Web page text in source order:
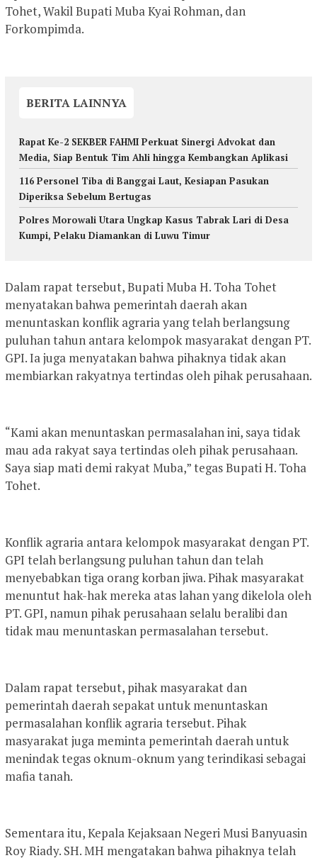
Tohet, Wakil Bupati Muba Kyai Rohman, dan
Forkompimda.
BERITA LAINNYA
Rapat Ke-2 SEKBER FAHMI Perkuat Sinergi Advokat dan
Media, Siap Bentuk Tim Ahli hingga Kembangkan Aplikasi
116 Personel Tiba di Banggai Laut, Kesiapan Pasukan
Diperiksa Sebelum Bertugas
Polres Morowali Utara Ungkap Kasus Tabrak Lari di Desa
Kumpi, Pelaku Diamankan di Luwu Timur
Dalam rapat tersebut, Bupati Muba H. Toha Tohet
menyatakan bahwa pemerintah daerah akan
menuntaskan konflik agraria yang telah berlangsung
puluhan tahun antara kelompok masyarakat dengan PT.
GPI. Ia juga menyatakan bahwa pihaknya tidak akan
membiarkan rakyatnya tertindas oleh pihak perusahaan.
“Kami akan menuntaskan permasalahan ini, saya tidak
mau ada rakyat saya tertindas oleh pihak perusahaan.
Saya siap mati demi rakyat Muba,” tegas Bupati H. Toha
Tohet.
Konflik agraria antara kelompok masyarakat dengan PT.
GPI telah berlangsung puluhan tahun dan telah
menyebabkan tiga orang korban jiwa. Pihak masyarakat
menuntut hak-hak mereka atas lahan yang dikelola oleh
PT. GPI, namun pihak perusahaan selalu beralibi dan
tidak mau menuntaskan permasalahan tersebut.
Dalam rapat tersebut, pihak masyarakat dan
pemerintah daerah sepakat untuk menuntaskan
permasalahan konflik agraria tersebut. Pihak
masyarakat juga meminta pemerintah daerah untuk
menindak tegas oknum-oknum yang terindikasi sebagai
mafia tanah.
Sementara itu, Kepala Kejaksaan Negeri Musi Banyuasin
Roy Riady. SH. MH mengatakan bahwa pihaknya telah